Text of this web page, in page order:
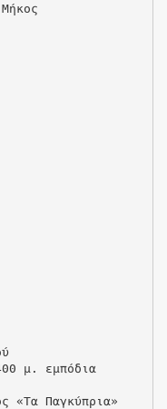
μ. εμπόδια
«Τα Παγκύπρια»